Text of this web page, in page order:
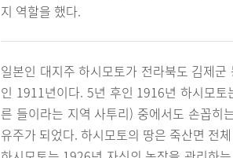
지 역할을 했다.
일본인 대지주 하시모토가 전라북도 김제
인 1911년이다. 5년 후인 1916년 하시모토
른 들이라는 지역 사투리) 중에서도 손꼽히
유주가 되었다. 하시모토의 땅은 죽산면 전